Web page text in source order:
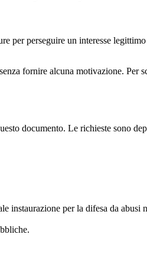
per perseguire un interesse
fornire alcuna motivazione. Per
documento. Le richieste sono
instaurazione per la difesa da